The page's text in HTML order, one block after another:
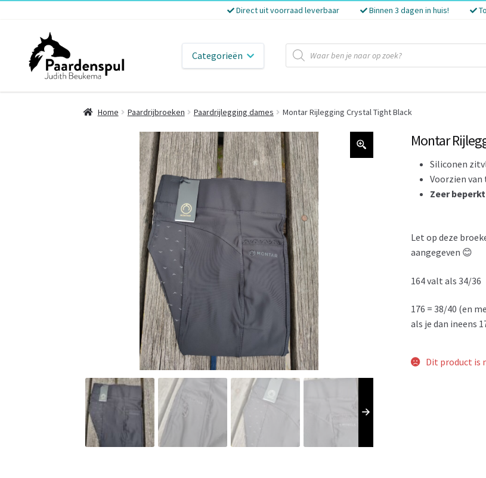
Direct uit voorraad leverbaar Binnen 3 dagen in huis!
Categorieën
Producten
zoeken
Home Paardrijbroeken Paardrijlegging dames Montar Rijlegging Crystal Tight Black
Montar
Siliconen
Voorzien
Zeer
Let op deze
aangegeven 😊
164 valt als 34/36
176 = 38/40 (en
als je dan ineens
Dit product is